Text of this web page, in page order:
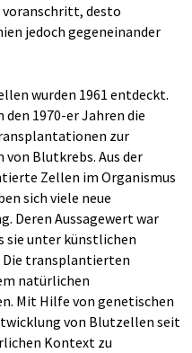
voranschritt, desto
jedoch gegeneinander
wurden 1961 entdeckt.
1970-er Jahren die
zur
Blutkrebs. Aus der
Zellen im Organismus
sich viele neue
Deren Aussagewert war
sie unter künstlichen
Die transplantierten
natürlichen
Mit Hilfe von genetischen
von Blutzellen seit
Kontext zu